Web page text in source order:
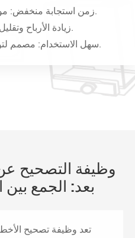
زمن استجابة منخفض: موفر بيانات في الوقت الفعلي.
زيادة الأرباح وتقليل التكلفة: تقديم رؤى الأعمال.
سهل الاستخدام: مصمم لتوفير تجربة مستخدم لا تنسى.
بعد: الجمع بين
تعد وظيفة تصحيح